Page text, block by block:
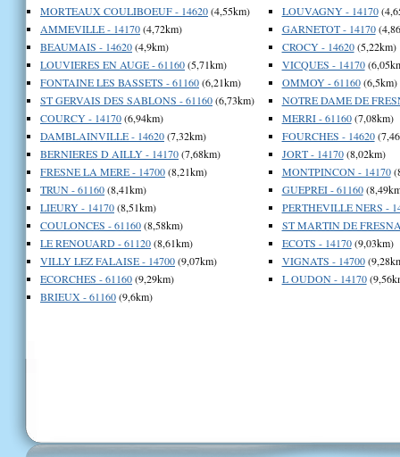
MORTEAUX COULIBOEUF - 14620(4,55km)
AMMEVILLE - 14170(4,72km)
BEAUMAIS - 14620(4,9km)
LOUVIERES EN AUGE - 61160(5,71km)
FONTAINE LES BASSETS - 61160(6,21km)
ST GERVAIS DES SABLONS - 61160(6,73km)
COURCY - 14170(6,94km)
DAMBLAINVILLE - 14620(7,32km)
BERNIERES D AILLY - 14170(7,68km)
FRESNE LA MERE - 14700(8,21km)
TRUN - 61160(8,41km)
LIEURY - 14170(8,51km)
COULONCES - 61160(8,58km)
LE RENOUARD - 61120(8,61km)
VILLY LEZ FALAISE - 14700(9,07km)
ECORCHES - 61160(9,29km)
BRIEUX - 61160(9,6km)
LOUVAGNY - 14170
GARNETOT - 14170
CROCY - 14620(5,22km)
VICQUES - 14170
OMMOY - 61160(6,5km)
NOTRE DAME DE
MERRI - 61160(7,08km)
FOURCHES - 14620
JORT - 14170(8,02km)
MONTPINCON - 14170
GUEPREI - 61160
PERTHEVILLE NERS -
ST MARTIN DE
ECOTS - 14170(9,03km)
VIGNATS - 14700
L OUDON - 14170